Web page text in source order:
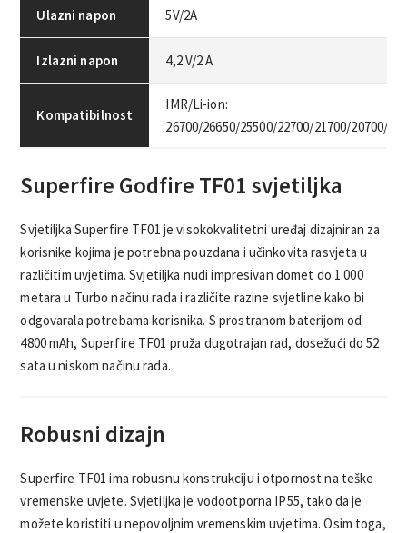
Ulazni napon 5V/2A
Izlazni napon 4,2 V/2 A
Kompatibilnost
IMR/Li-ion:
26700/26650/25500/22700/21700/20700/
Superfire Godfire TF01 svjetiljka
Svjetiljka Superfire TF01 je visokokvalitetni uređaj dizajniran za
korisnike kojima je potrebna pouzdana i učinkovita rasvjeta u
različitim uvjetima. Svjetiljka nudi impresivan domet do 1.000
metara u Turbo načinu rada i različite razine svjetline kako bi
odgovarala potrebama korisnika. S prostranom baterijom od
4800 mAh, Superfire TF01 pruža dugotrajan rad, dosežući do 52
sata u niskom načinu rada.
Robusni dizajn
Superfire TF01 ima robusnu konstrukciju i otpornost na teške
vremenske uvjete. Svjetiljka je vodootporna IP55, tako da je
možete koristiti u nepovoljnim vremenskim uvjetima. Osim toga,